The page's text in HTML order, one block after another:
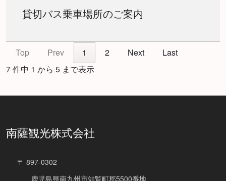
貸切バス乗車場所のご案内
Top Prev 1 2 Next
Last
7 件中 1 から 5 まで表示
南薩観光株式会社
〒 897-0302
鹿児島県南九州市知覧町郡5500番地